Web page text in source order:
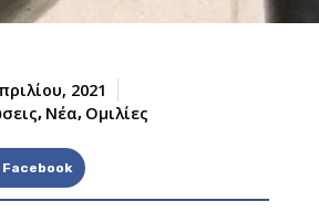
2021
, Νέα, Ομιλίες
Facebook